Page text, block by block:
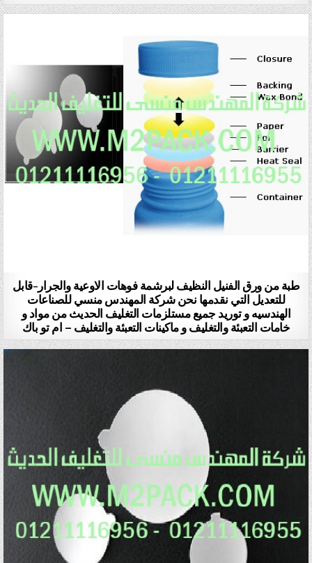
طبة من ورق الفنيل النظيف لبرشمة فوهات الاوعية والجرار-قابل
للتعديل التي نقدمها نحن شركة المهندس منسي للصناعات
الهندسيه و توريد جميع مستلزمات التغليف الحديث من مواد و
خامات التعبئة والتغليف و ماكينات التعبئة والتغليف – ام تو باك